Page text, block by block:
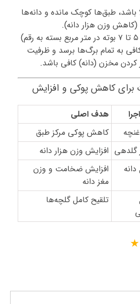
باشد، طبق‌ها کوچک مانده و دانه‌ها
(کاهش وزن هزار دانه).
تراکم بهینه (حدود ۵ تا ۷ بوته در متر مربع بسته به رقم)
به تمام برگ‌ها برسد و ظرفیت
کردن مخزن (دانه) کافی باشد.
برای کاهش پوکی و افزایش
هدف اصلی
کاهش پوکی مرکز طبق
گلدهی افزایش وزن هزار دانه
افزایش ضخامت و وزن
مغز دانه
تلقیح کامل گلچه‌ها